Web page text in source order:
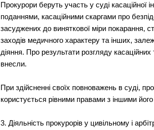
Прокурори беруть участь у суді касаційної
поданнями, касаційними скаргами про
засуджених до виняткової міри покарання,
заходів медичного характеру та інших,
діяння. Про результати розгляду
внесли.
При здійсненні своїх повноважень в суді,
користується рівними правами з іншими
3. Діяльність прокурорів у цивільному і